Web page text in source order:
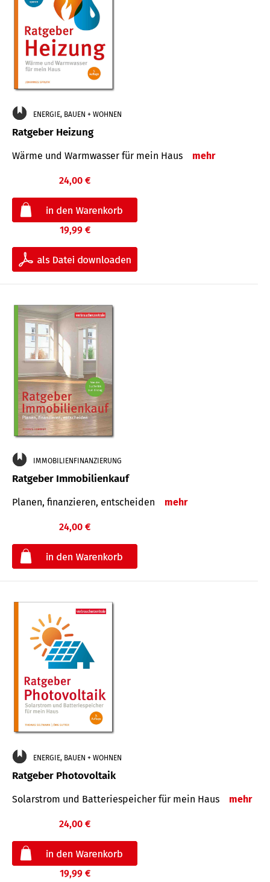
ENERGIE, BAUEN + WOHNEN
Ratgeber Heizung
Wärme und Warmwasser für mein Haus mehr
24,00 €
19,99 €
IMMOBILIENFINANZIERUNG
Ratgeber Immobilienkauf
Planen, finanzieren, entscheiden mehr
24,00 €
ENERGIE, BAUEN + WOHNEN
Ratgeber Photovoltaik
Solarstrom und Batteriespeicher für mein Haus mehr
24,00 €
19,99 €